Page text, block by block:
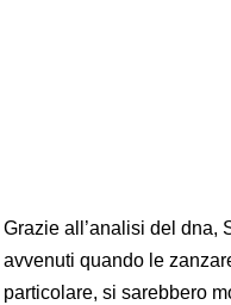
Grazie all’analisi del dna,
avvenuti quando le
particolare, si sarebbero